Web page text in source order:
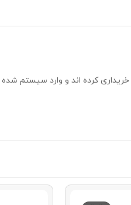
کرده اند و وارد سیستم شده